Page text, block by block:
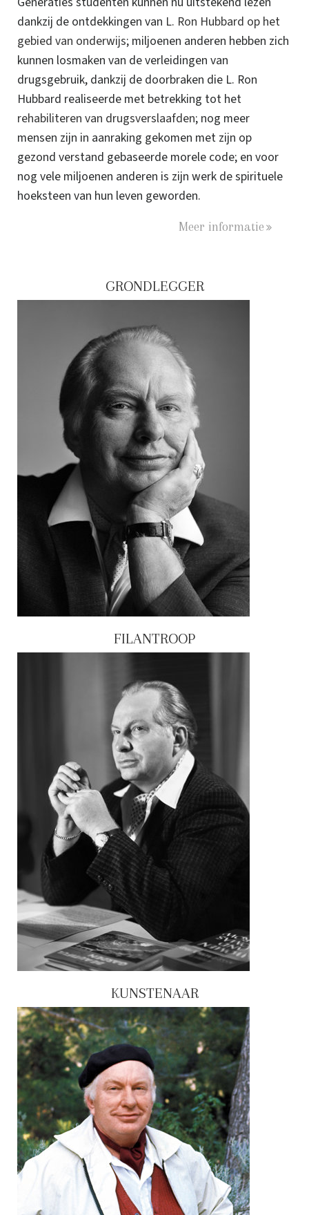
dankzij de ontdekkingen van L. Ron Hubbard op het
gebied van onderwijs; miljoenen anderen hebben zich
kunnen losmaken van de verleidingen van
drugsgebruik, dankzij de doorbraken die L. Ron
Hubbard realiseerde met betrekking tot het
rehabiliteren van drugsverslaafden; nog meer
mensen zijn in aanraking gekomen met zijn op
gezond verstand gebaseerde morele code; en voor
nog vele miljoenen anderen is zijn werk de spirituele
hoeksteen van hun leven geworden.
Meer informatie
GRONDLEGGER
FILANTROOP
KUNSTENAAR